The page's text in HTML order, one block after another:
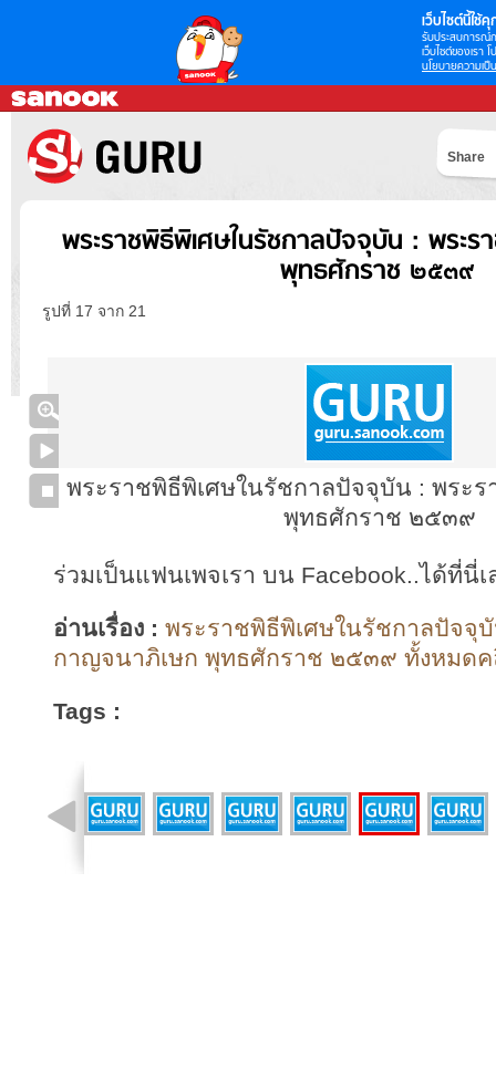
เว็บไซต์นี้ใช้คุ
รับประสบการณ์
เว็บไซต์ของเรา
นโยบายความเป็
Share
พระราชพิธีพิเศษในรัชกาลปัจจุบัน : พระ
พุทธศักราช ๒๕๓๙
รูปที่ 17 จาก 21
พระราชพิธีพิเศษในรัชกาลปัจจุบัน : พระ
พุทธศักราช ๒๕๓๙
ร่วมเป็นแฟนเพจเรา บน Facebook..ได้ที่นี่เ
อ่านเรื่อง : พระราชพิธีพิเศษในรัชกาลปัจจุ
กาญจนาภิเษก พุทธศักราช ๒๕๓๙ ทั้งหมด
Tags :